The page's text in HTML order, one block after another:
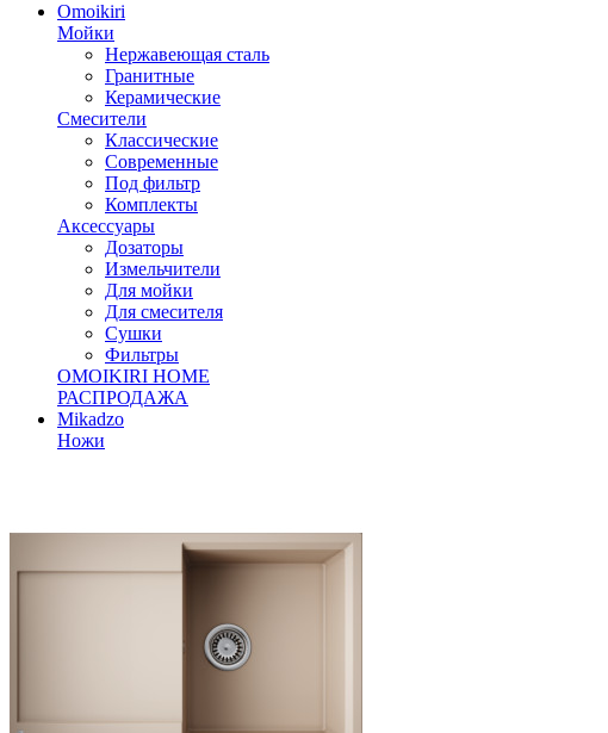
Omoikiri
Мойки
Нержавеющая сталь
Гранитные
Керамические
Смесители
Классические
Современные
Под фильтр
Комплекты
Аксессуары
Дозаторы
Измельчители
Для мойки
Для смесителя
Сушки
Фильтры
OMOIKIRI HOME
РАСПРОДАЖА
Mikadzo
Ножи